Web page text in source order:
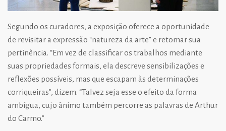
Segundo os curadores, a exposição oferece a oportunidade
de revisitar a expressão “natureza da arte” e retomar sua
pertinência. “Em vez de classificar os trabalhos mediante
suas propriedades formais, ela descreve sensibilizações e
reflexões possíveis, mas que escapam às determinações
corriqueiras”, dizem. “Talvez seja esse o efeito da forma
ambígua, cujo ânimo também percorre as palavras de Arthur
do Carmo.”